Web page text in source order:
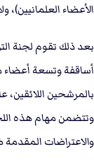
الأعضاء العلمانيين)،
بعد ذلك تقوم لجنة
أساقفة وتسعة أعضاء
بالمرشحين
وتتضمن مهام هذه
والاعتراضات المقدمة